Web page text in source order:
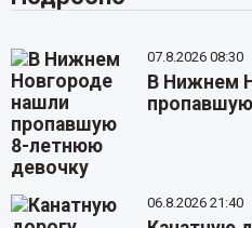
07.8.2026 08:30
В Нижнем
06.8.2026 21:40